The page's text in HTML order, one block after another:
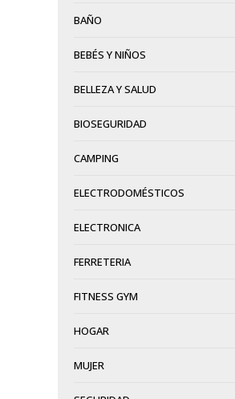
BAÑO
BEBÉS Y NIÑOS
BELLEZA Y SALUD
BIOSEGURIDAD
CAMPING
ELECTRODOMÉSTICOS
ELECTRONICA
FERRETERIA
FITNESS GYM
HOGAR
MUJER